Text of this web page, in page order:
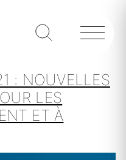
: NOUVELLES
LES
ET À